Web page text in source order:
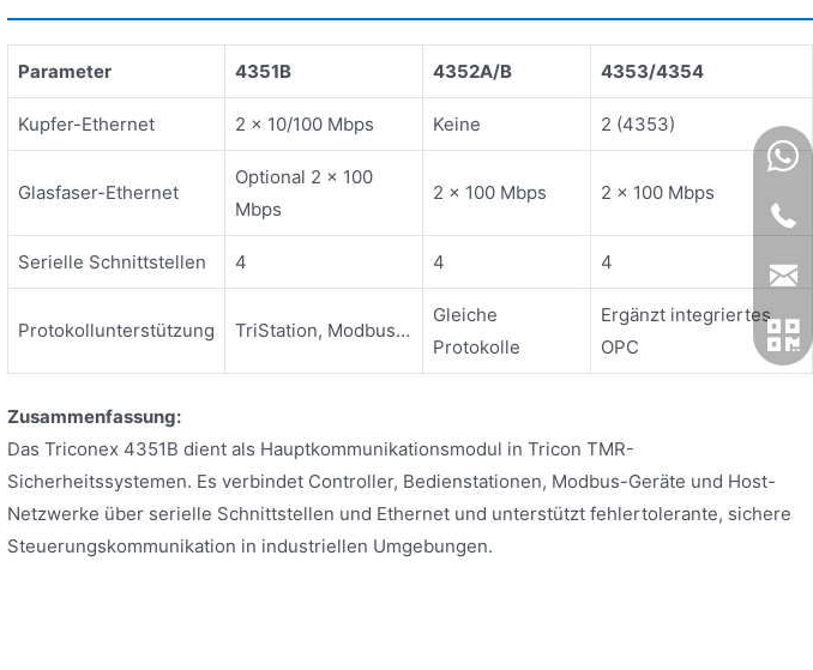
Parameter 4351B 4352A/B 4353/4354
Kupfer-Ethernet 2 × 10/100 Mbps Keine 2 (4353)
Glasfaser-Ethernet
Optional 2 × 100
Mbps
2 × 100 Mbps 2 × 100 Mbps
Serielle Schnittstellen 4 4 4
Protokollunterstützung TriStation, Modbus…
Gleiche
Protokolle
Ergänzt integriertes
OPC
Zusammenfassung:
Das Triconex 4351B dient als Hauptkommunikationsmodul in Tricon TMR-
Sicherheitssystemen. Es verbindet Controller, Bedienstationen, Modbus-Geräte und Host-
Netzwerke über serielle Schnittstellen und Ethernet und unterstützt fehlertolerante, sichere
Steuerungskommunikation in industriellen Umgebungen.